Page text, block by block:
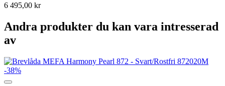
6 495,00 kr
Andra produkter du kan vara intresserad
av
-38%